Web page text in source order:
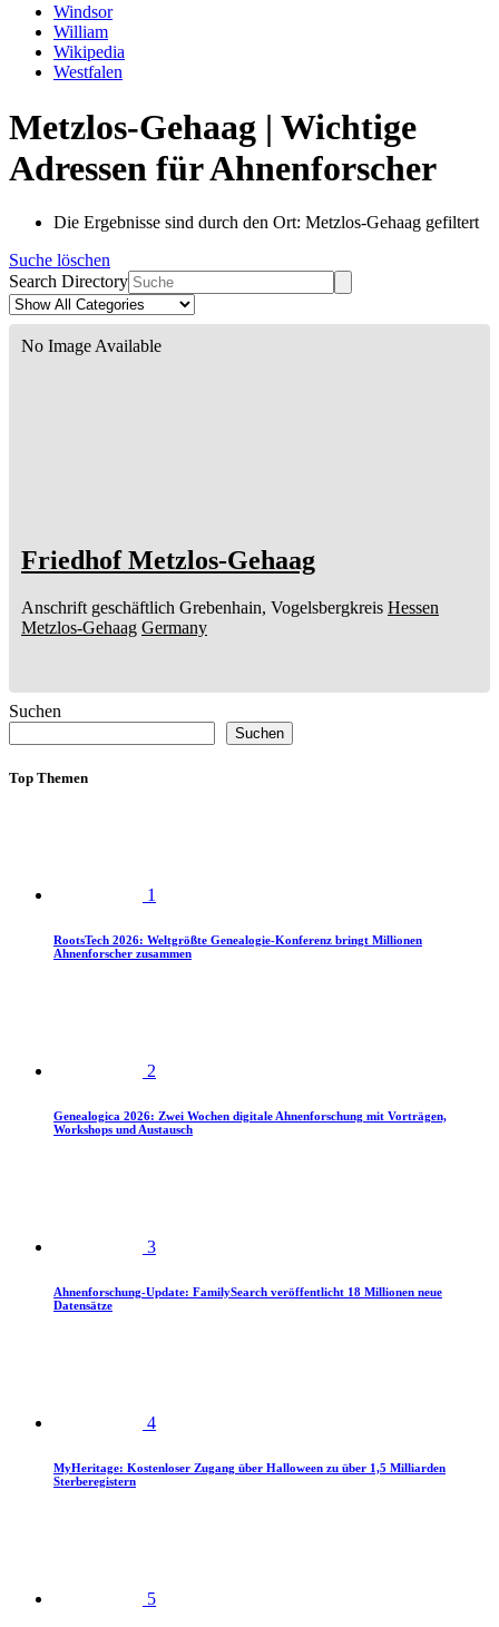
Windsor
William
Wikipedia
Westfalen
Metzlos-Gehaag | Wichtige
Adressen für Ahnenforscher
Die Ergebnisse sind durch den Ort: Metzlos-Gehaag gefiltert
Suche löschen
Search Directory
No Image Available
Friedhof Metzlos-Gehaag
Anschrift geschäftlich Grebenhain, Vogelsbergkreis Hessen
Metzlos-Gehaag Germany
Suchen
Suchen
Top Themen
1
RootsTech 2026: Weltgrößte Genealogie-Konferenz bringt Millionen
Ahnenforscher zusammen
2
Genealogica 2026: Zwei Wochen digitale Ahnenforschung mit Vorträgen,
Workshops und Austausch
3
Ahnenforschung-Update: FamilySearch veröffentlicht 18 Millionen neue
Datensätze
4
MyHeritage: Kostenloser Zugang über Halloween zu über 1,5 Milliarden
Sterberegistern
5